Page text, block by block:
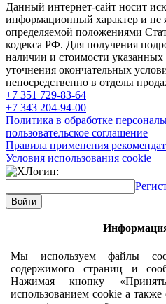
Данный интернет-сайт носит
информационный характер и не
определяемой положениями
кодекса РФ. Для получения
наличии и стоимости указанных
уточнения окончательных
непосредственно в отделы
+7 351 729-83-64
+7 343 204-94-00
Политика в обработке
пользовательское соглашение
Правила применения
Условия использования cookie
Логин:
Мы используем файлы
содержимого страниц и
Нажимая кнопку
использованием cookie а также